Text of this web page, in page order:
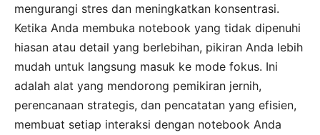
mengurangi stres dan meningkatkan konsentrasi.
Ketika Anda membuka notebook yang tidak dipenuhi
hiasan atau detail yang berlebihan, pikiran Anda lebih
mudah untuk langsung masuk ke mode fokus. Ini
adalah alat yang mendorong pemikiran jernih,
perencanaan strategis, dan pencatatan yang efisien,
membuat setiap interaksi dengan notebook Anda